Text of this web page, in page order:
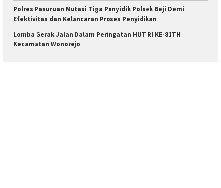
Polres Pasuruan Mutasi Tiga Penyidik Polsek Beji Demi
Efektivitas dan Kelancaran Proses Penyidikan
Lomba Gerak Jalan Dalam Peringatan HUT RI KE-81TH
Kecamatan Wonorejo